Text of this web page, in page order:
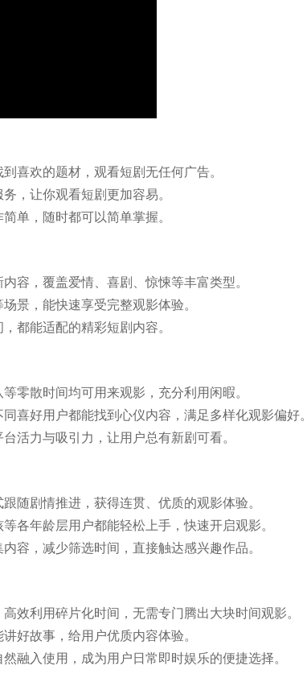
喜欢的题材，观看短剧无任何广告。
，让你观看短剧更加容易。
单，随时都可以简单掌握。
容，覆盖爱情、喜剧、惊悚等丰富类型。
景，能快速享受完整观影体验。
都能适配的精彩短剧内容。
零散时间均可用来观影，充分利用闲暇。
喜好用户都能找到心仪内容，满足多样化观影偏好。
活力与吸引力，让用户总有新剧可看。
随剧情推进，获得连贯、优质的观影体验。
各年龄层用户都能轻松上手，快速开启观影。
容，减少筛选时间，直接触达感兴趣作品。
效利用碎片化时间，无需专门腾出大块时间观影。
好故事，给用户优质内容体验。
融入使用，成为用户日常即时娱乐的便捷选择。